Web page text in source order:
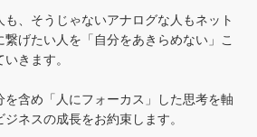
、そうじゃないアナログな人もネット
げたい人を「自分をあきらめない」こ
きます。
を含め「人にフォーカス」した思考を軸
ネスの成長をお約束します。